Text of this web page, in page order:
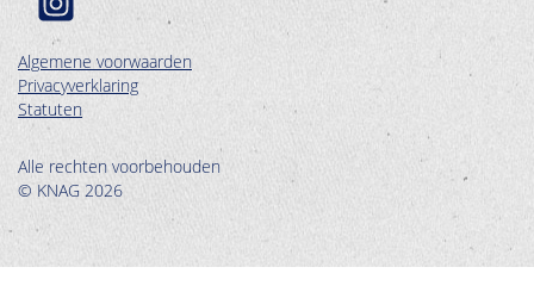
Algemene voorwaarden
Privacyverklaring
Statuten
Alle rechten voorbehouden
© KNAG 2026